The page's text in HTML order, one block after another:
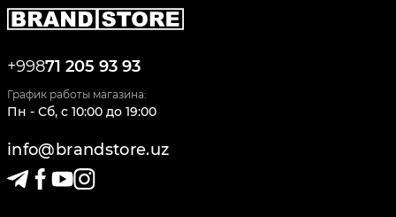
+99871 205 93 93
График работы магазина:
Пн - Сб, c 10:00 до 19:00
info@brandstore.uz